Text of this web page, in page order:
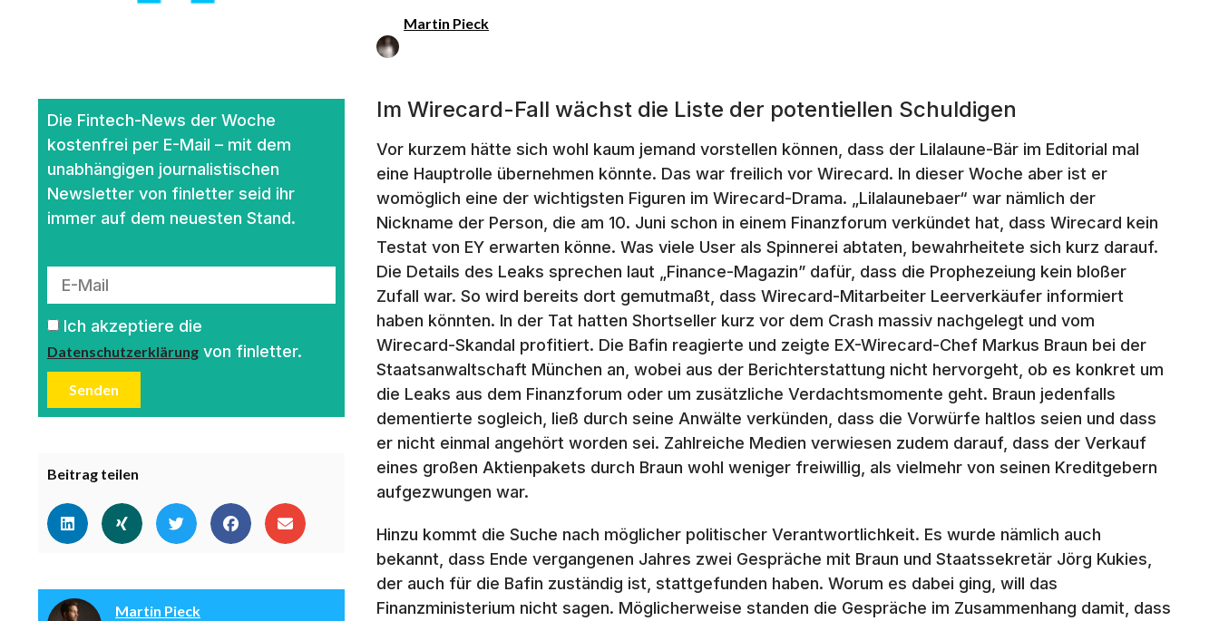
Martin Pieck
Die Fintech-News der Woche
kostenfrei per E-Mail – mit dem
unabhängigen journalistischen
Newsletter von finletter seid ihr
immer auf dem neuesten Stand.
Ich akzeptiere die
Datenschutzerklärung von finletter.
Senden
Beitrag teilen
Martin Pieck
Im Wirecard-Fall wächst die Liste der potentiellen Schuldigen
Vor kurzem hätte sich wohl kaum jemand vorstellen können, dass der Lilalaune-Bär im Editorial mal
eine Hauptrolle übernehmen könnte. Das war freilich vor Wirecard. In dieser Woche aber ist er
womöglich eine der wichtigsten Figuren im Wirecard-Drama. „Lilalaunebaer“ war nämlich der
Nickname der Person, die am 10. Juni schon in einem Finanzforum verkündet hat, dass Wirecard kein
Testat von EY erwarten könne. Was viele User als Spinnerei abtaten, bewahrheitete sich kurz darauf.
Die Details des Leaks sprechen laut „Finance-Magazin” dafür, dass die Prophezeiung kein bloßer
Zufall war. So wird bereits dort gemutmaßt, dass Wirecard-Mitarbeiter Leerverkäufer informiert
haben könnten. In der Tat hatten Shortseller kurz vor dem Crash massiv nachgelegt und vom
Wirecard-Skandal profitiert. Die Bafin reagierte und zeigte EX-Wirecard-Chef Markus Braun bei der
Staatsanwaltschaft München an, wobei aus der Berichterstattung nicht hervorgeht, ob es konkret um
die Leaks aus dem Finanzforum oder um zusätzliche Verdachtsmomente geht. Braun jedenfalls
dementierte sogleich, ließ durch seine Anwälte verkünden, dass die Vorwürfe haltlos seien und dass
er nicht einmal angehört worden sei. Zahlreiche Medien verwiesen zudem darauf, dass der Verkauf
eines großen Aktienpakets durch Braun wohl weniger freiwillig, als vielmehr von seinen Kreditgebern
aufgezwungen war.
Hinzu kommt die Suche nach möglicher politischer Verantwortlichkeit. Es wurde nämlich auch
bekannt, dass Ende vergangenen Jahres zwei Gespräche mit Braun und Staatssekretär Jörg Kukies,
der auch für die Bafin zuständig ist, stattgefunden haben. Worum es dabei ging, will das
Finanzministerium nicht sagen. Möglicherweise standen die Gespräche im Zusammenhang damit, dass